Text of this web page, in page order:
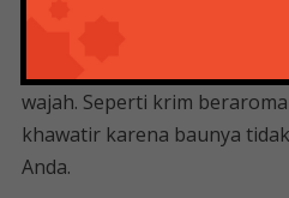
yang sedikit lebih kuat, dan
yang lembut dan
wajah. Seperti krim
khawatir karena baunya
Anda.